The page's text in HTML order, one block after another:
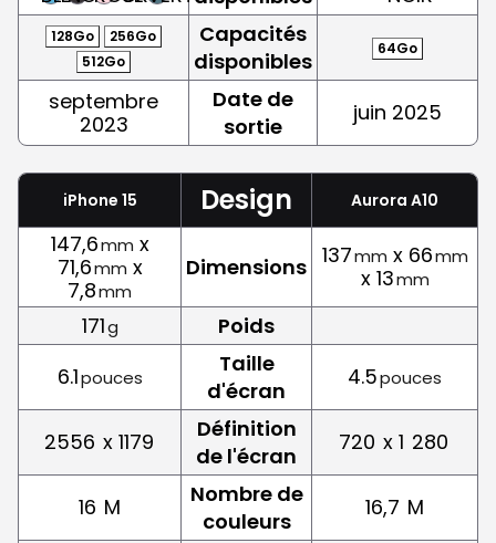
128Go
256Go
512Go
Capacités
disponibles
64Go
septembre
2023
Date de
sortie
juin 2025
iPhone 15 Design Aurora A10
147,6mm x
71,6mm x
7,8mm
Dimensions 137mm x 66mm
x 13mm
171g
Poids
6.1pouces
Taille
d'écran
4.5pouces
2556 x 1179
Définition
de l'écran
720 x 1 280
16 M
Nombre de
couleurs
16,7 M